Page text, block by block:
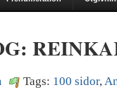
Tags: 100 sidor,